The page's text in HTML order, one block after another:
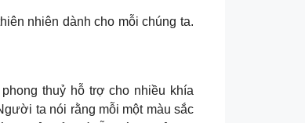
nhiên dành cho mỗi chúng ta.
thuỷ hỗ trợ cho nhiều khía
ta nói rằng mỗi một màu sắc